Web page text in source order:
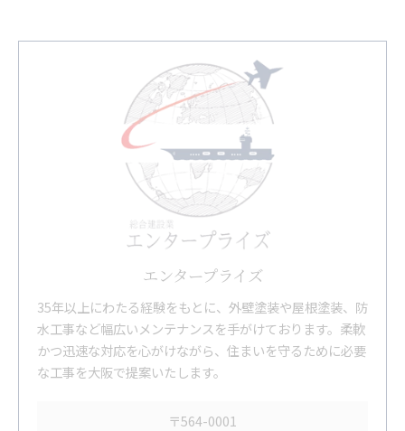
エンタープライズ
35年以上にわたる経験をもとに、外壁塗装や屋根塗装、防
水工事など幅広いメンテナンスを手がけております。柔軟
かつ迅速な対応を心がけながら、住まいを守るために必要
な工事を大阪で提案いたします。
〒564-0001